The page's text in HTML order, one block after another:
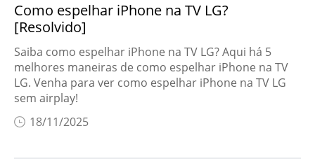
Dicas de iOS
Dicas de Android
Soluções para
Windows
Como espelhar iPhone na TV LG?
[Resolvido]
Saiba como espelhar iPhone na TV LG? Aqui há 5
melhores maneiras de como espelhar iPhone na TV
LG. Venha para ver como espelhar iPhone na TV LG
sem airplay!
18/11/2025